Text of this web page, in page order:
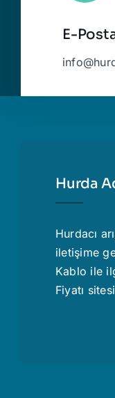
E-
Hurda
Hurdacı
iletişime
Kablo ile
Fiyatı